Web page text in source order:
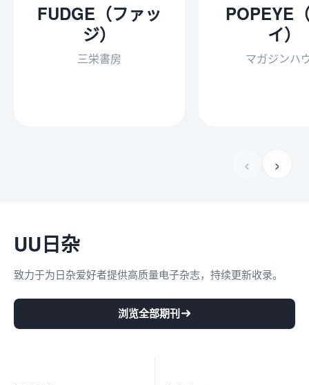
FUDGE（ファッ
ジ）
三栄書房
POPEYE
イ）
マガジンハ
‹ ›
UU日杂
致力于为日杂爱好者提供高质量电子杂志，持续更新收录。
浏览全部期刊